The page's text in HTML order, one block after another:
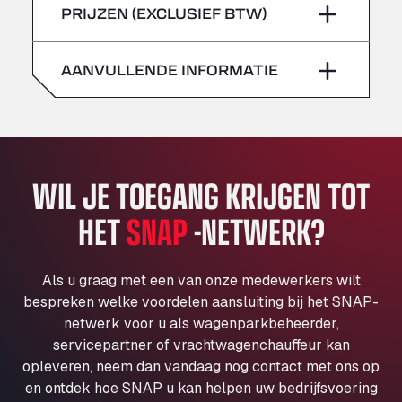
Klaverbladstaat 21, 3560
American Truck Wash
Av. des Etats-Unis 90, 6041
Andamur Guarroman
Andamur La Junquera
Andamur Pamplona
A-15 Salida Imarcoain, 31119
Andamur San Roman II
Anglia Motel
Washway Road, PE12 8LT
Anpol Sp. z o.o.
Ul. Torunska 147, 85884
Aqua Ariva GmbH
Marie-Curie-Straße 24, 68219
zondag –
zaterdag –
PRIJZEN (EXCLUSIEF BTW)
AANVULLENDE INFORMATIE
WIL JE TOEGANG KRIJGEN TOT
HETSNAP-NETWERK?
Als u graag met een van onze medewerkers wilt
bespreken welke voordelen aansluiting bij het SNAP-
netwerk voor u als wagenparkbeheerder,
servicepartner of vrachtwagenchauffeur kan
opleveren, neem dan vandaag nog contact met ons op
en ontdek hoe SNAP u kan helpen uw bedrijfsvoering